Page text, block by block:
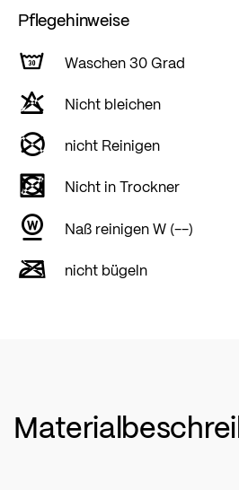
Pflegehinweise
Waschen 30 Grad
Nicht bleichen
nicht Reinigen
Nicht in Trockner
Naß reinigen W (--)
nicht bügeln